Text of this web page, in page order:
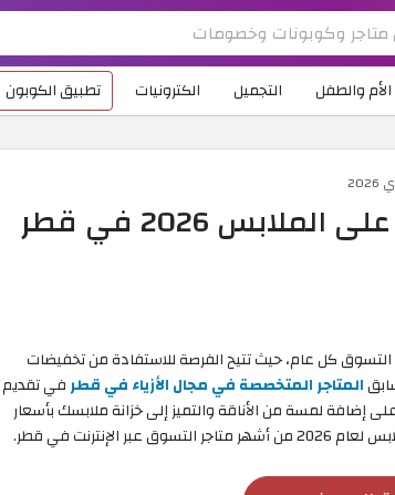
الأم والطفل التجميل الكترونيات تطبيق الكوبون
2026 في قطر
كل عام، حيث تتيح الفرصة للاستفادة من تخفيضات
المتاجر المتخصصة في مجال الأزياء في ​​قطرفي تقديم
لتساعدك على إضافة لمسة من الأناقة والتميز إلى خزانة ملابسك بأسعار
في ​​قطر.